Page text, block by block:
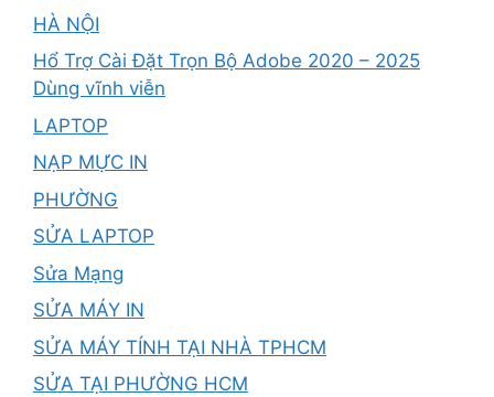
HÀ NỘI
Hổ Trợ Cài Đặt Trọn Bộ Adobe 2020 – 2025
Dùng vĩnh viễn
LAPTOP
NẠP MỰC IN
PHƯỜNG
SỬA LAPTOP
Sửa Mạng
SỬA MÁY IN
SỬA MÁY TÍNH TẠI NHÀ TPHCM
SỬA TẠI PHƯỜNG HCM